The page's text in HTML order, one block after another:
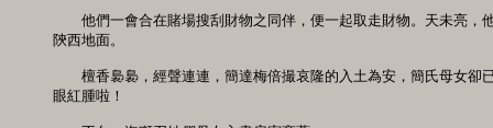
他們一會合在賭場搜刮財物之同伴，便一起取走財物。天未亮，
陝西地面。
檀香裊裊，經聲連連，簡達梅倍撮哀隆的入土為安，簡氏母女卻
眼紅腫啦！